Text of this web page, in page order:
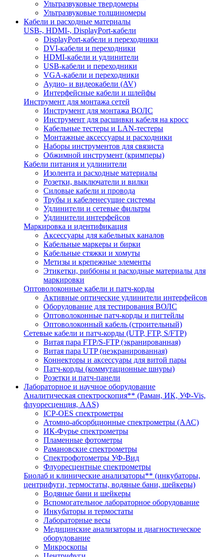
Ультразвуковые твердомеры
Ультразвуковые толщиномеры
Кабели и расходные материалы
USB-, HDMI-, DisplayPort-кабели
DisplayPort-кабели и переходники
DVI-кабели и переходники
HDMI-кабели и удлинители
USB-кабели и переходники
VGA-кабели и переходники
Аудио- и видеокабели (AV)
Интерфейсные кабели и шлейфы
Инструмент для монтажа сетей
Инструмент для монтажа ВОЛС
Инструмент для расшивки кабеля на кросс
Кабельные тестеры и LAN-тестеры
Монтажные аксессуары и расходники
Наборы инструментов для связиста
Обжимной инструмент (кримперы)
Кабели питания и удлинители
Изолента и расходные материалы
Розетки, выключатели и вилки
Силовые кабели и провода
Трубы и кабеленесущие системы
Удлинители и сетевые фильтры
Удлинители интерфейсов
Маркировка и идентификация
Аксессуары для кабельных каналов
Кабельные маркеры и бирки
Кабельные стяжки и хомуты
Метизы и крепежные элементы
Этикетки, риббоны и расходные материалы для
маркировки
Оптоволоконные кабели и патч-корды
Активные оптические удлинители интерфейсов
Оборудование для тестирования ВОЛС
Оптоволоконные патч-корды и пигтейлы
Оптоволоконный кабель (строительный)
Сетевые кабели и патч-корды (UTP, FTP, S/FTP)
Витая пара FTP/S-FTP (экранированная)
Витая пара UTP (неэкранированная)
Коннекторы и аксессуары для витой пары
Патч-корды (коммутационные шнуры)
Розетки и патч-панели
Лабораторное и научное оборудование
Аналитическая спектроскопия** (Раман, ИК, УФ-Vis,
флуоресценция, AAS)
ICP-OES спектрометры
Атомно-абсорбционные спектрометры (ААС)
ИК-Фурье спектрометры
Пламенные фотометры
Рамановские спектрометры
Спектрофотометры УФ-Вид
Флуоресцентные спектрометры
Биолаб и клинические анализаторы** (инкубаторы,
центрифуги, термостаты, водяные бани, шейкеры)
Водяные бани и шейкеры
Вспомогательное лабораторное оборудование
Инкубаторы и термостаты
Лабораторные весы
Медицинские анализаторы и диагностическое
оборудование
Микроскопы